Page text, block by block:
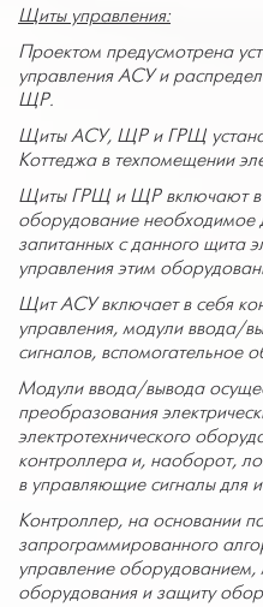
Щиты управления:
Проектом предусмотрена
управления АСУ и
ЩР.
Щиты АСУ, ЩР и ГРЩ
Коттеджа в техпомещении
Щиты ГРЩ и ЩР включают в
оборудование необходимое
запитанных с данного щита
управления этим
Щит АСУ включает в себя
управления, модули ввода/
сигналов, вспомогательное
Модули ввода/вывода
преобразования
электротехнического
контроллера и, наоборот,
в управляющие сигналы для
Контроллер, на основании
запрограммированного
управление оборудованием,
оборудования и защиту